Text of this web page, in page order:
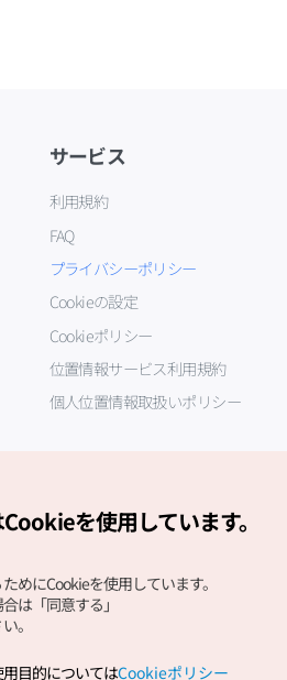
サービス
利用規約
FAQ
プライバシーポリシー
Cookieの設定
Cookieポリシー
位置情報サービス利用規約
個人位置情報取扱いポリシー
を使用しています。
めにCookieを使用しています。
は「同意する」
。
目的についてはCookieポリシー